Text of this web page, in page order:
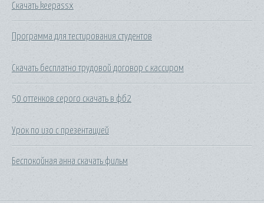
Скачать keepassx
Программа для тестирования студентов
Скачать бесплатно трудовой договор с кассиром
50 оттенков серого скачать в фб2
Урок по изо с презентацией
Беспокойная анна скачать фильм